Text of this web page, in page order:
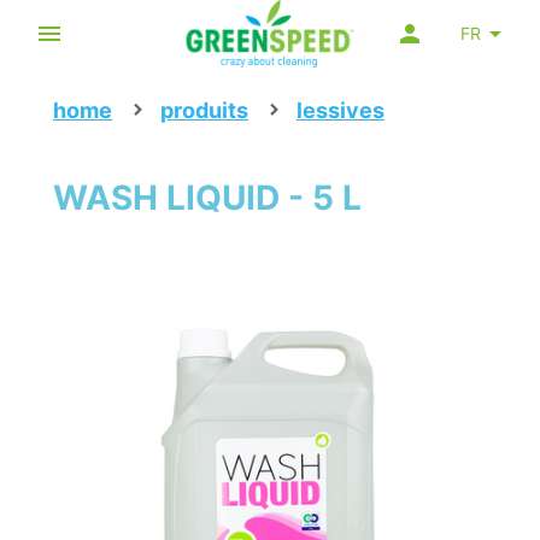
FR
home produits lessives
WASH LIQUID - 5 L